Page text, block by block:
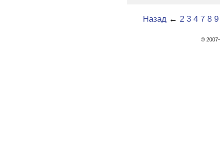
Назад ← 2 3 4 7 8 9
©